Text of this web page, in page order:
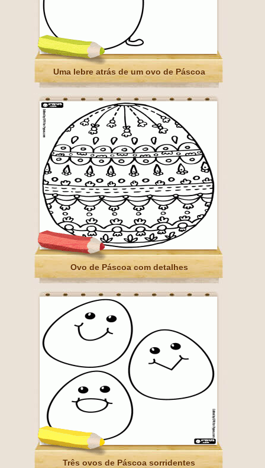
Uma lebre atrás de um ovo de Páscoa
Ovo de Páscoa com detalhes
Três ovos de Páscoa sorridentes